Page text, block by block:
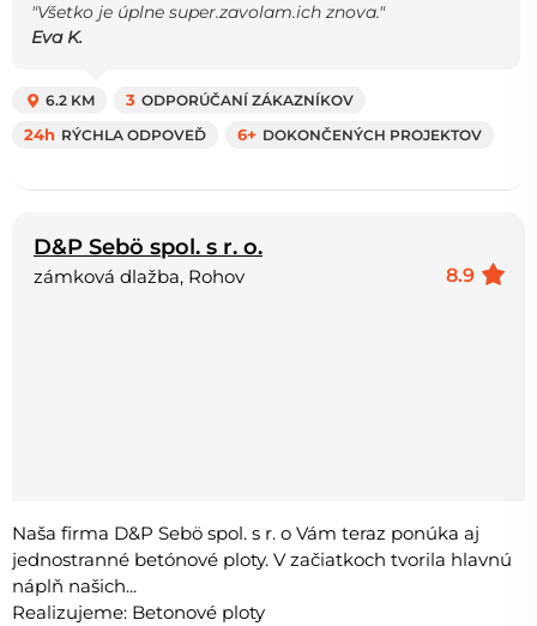
"Všetko je úplne super.zavolam.ich znova."
Eva K.
6.2 KM 3 ODPORÚČANÍ ZÁKAZNÍKOV
24h RÝCHLA ODPOVEĎ 6+ DOKONČENÝCH PROJEKTOV
D&P Sebö spol. s r. o.
8.9
zámková dlažba, Rohov
Naša firma D&P Sebö spol. s r. o Vám teraz ponúka aj
jednostranné betónové ploty. V začiatkoch tvorila hlavnú
náplň našich...
Realizujeme: Betonové ploty